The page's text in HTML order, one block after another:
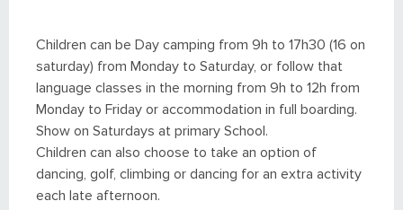
Children can be Day camping from 9h to 17h30 (16 on
saturday) from Monday to Saturday, or follow that
language classes in the morning from 9h to 12h from
Monday to Friday or accommodation in full boarding.
Show on Saturdays at primary School.
Children can also choose to take an option of
dancing, golf, climbing or dancing for an extra activity
each late afternoon.